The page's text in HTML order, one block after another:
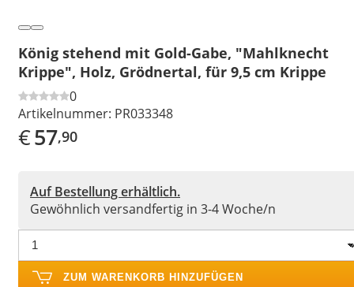
König stehend mit Gold-Gabe, "Mahlknecht
Krippe", Holz, Grödnertal, für 9,5 cm Krippe
0
Artikelnummer: PR033348
€57,90
Auf Bestellung erhältlich.
Gewöhnlich versandfertig in 3-4 Woche/n
ZUM WARENKORB HINZUFÜGEN